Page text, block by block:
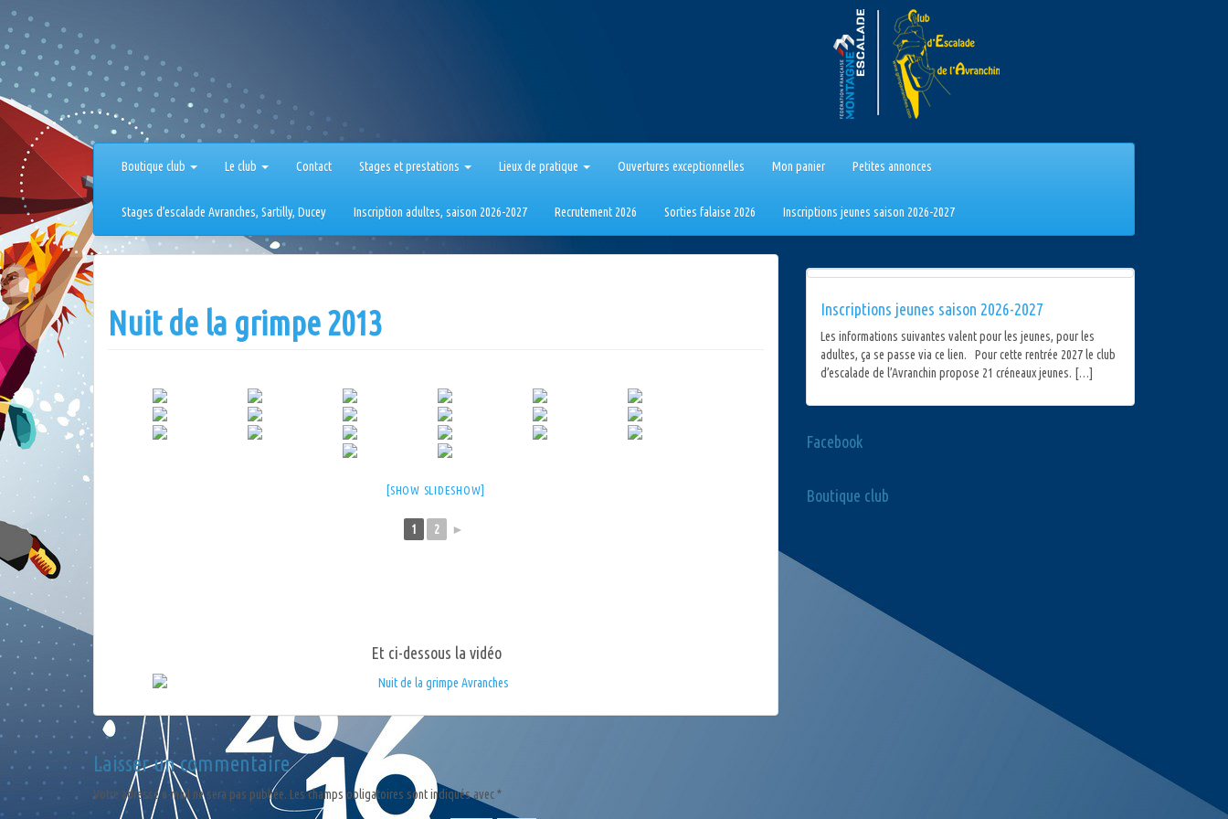
Aller
au
contenu
Boutique club Le club Contact Stages et prestations Lieux de pratique Ouvertures exceptionnelles Mon panier Petites annonces
Stages d’escalade Avranches, Sartilly, Ducey Inscription adultes, saison 2026-2027 Recrutement 2026 Sorties falaise 2026 Inscriptions jeunes saison 2026-2027
Nuit de la grimpe 2013
[SHOW SLIDESHOW]
1 2 ►
Et ci-dessous la vidéo
Laisser un commentaire
Votre adresse e-mail ne sera pas publiée. Les champs obligatoires sont indiqués avec*
Inscriptions jeunes saison 2026-2027
Les informations suivantes valent pour les jeunes, pour les
adultes, ça se passe via ce lien. Pour cette rentrée 2027 le club
d’escalade de l’Avranchin propose 21 créneaux jeunes. […]
Facebook
Boutique club